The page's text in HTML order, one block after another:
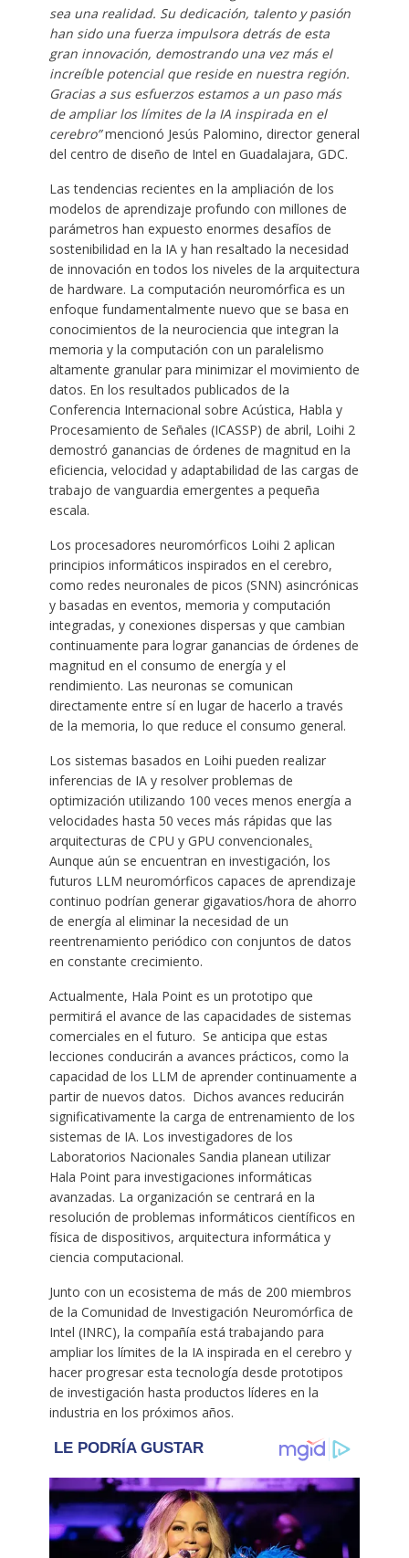
sea una realidad. Su dedicación, talento y pasión
han sido una fuerza impulsora detrás de esta
gran innovación, demostrando una vez más el
increíble potencial que reside en nuestra región.
Gracias a sus esfuerzos estamos a un paso más
de ampliar los límites de la IA inspirada en el
cerebro”mencionó Jesús Palomino, director general
del centro de diseño de Intel en Guadalajara, GDC.
Las tendencias recientes en la ampliación de los
modelos de aprendizaje profundo con millones de
parámetros han expuesto enormes desafíos de
sostenibilidad en la IA y han resaltado la necesidad
de innovación en todos los niveles de la arquitectura
de hardware. La computación neuromórfica es un
enfoque fundamentalmente nuevo que se basa en
conocimientos de la neurociencia que integran la
memoria y la computación con un paralelismo
altamente granular para minimizar el movimiento de
datos. En los resultados publicados de la
Conferencia Internacional sobre Acústica, Habla y
Procesamiento de Señales (ICASSP) de abril, Loihi 2
demostró ganancias de órdenes de magnitud en la
eficiencia, velocidad y adaptabilidad de las cargas de
trabajo de vanguardia emergentes a pequeña
escala.
Los procesadores neuromórficos Loihi 2 aplican
principios informáticos inspirados en el cerebro,
como redes neuronales de picos (SNN) asincrónicas
y basadas en eventos, memoria y computación
integradas, y conexiones dispersas y que cambian
continuamente para lograr ganancias de órdenes de
magnitud en el consumo de energía y el
rendimiento. Las neuronas se comunican
directamente entre sí en lugar de hacerlo a través
de la memoria, lo que reduce el consumo general.
Los sistemas basados en Loihi pueden realizar
inferencias de IA y resolver problemas de
optimización utilizando 100 veces menos energía a
velocidades hasta 50 veces más rápidas que las
arquitecturas de CPU y GPU convencionales.
Aunque aún se encuentran en investigación, los
futuros LLM neuromórficos capaces de aprendizaje
continuo podrían generar gigavatios/hora de ahorro
de energía al eliminar la necesidad de un
reentrenamiento periódico con conjuntos de datos
en constante crecimiento.
Actualmente, Hala Point es un prototipo que
permitirá el avance de las capacidades de sistemas
comerciales en el futuro. Se anticipa que estas
lecciones conducirán a avances prácticos, como la
capacidad de los LLM de aprender continuamente a
partir de nuevos datos. Dichos avances reducirán
significativamente la carga de entrenamiento de los
sistemas de IA. Los investigadores de los
Laboratorios Nacionales Sandia planean utilizar
Hala Point para investigaciones informáticas
avanzadas. La organización se centrará en la
resolución de problemas informáticos científicos en
física de dispositivos, arquitectura informática y
ciencia computacional.
Junto con un ecosistema de más de 200 miembros
de la Comunidad de Investigación Neuromórfica de
Intel (INRC), la compañía está trabajando para
ampliar los límites de la IA inspirada en el cerebro y
hacer progresar esta tecnología desde prototipos
de investigación hasta productos líderes en la
industria en los próximos años.